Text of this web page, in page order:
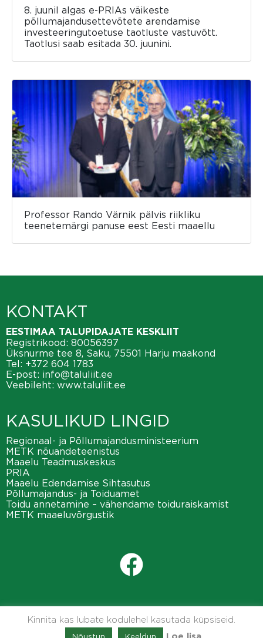
8. juunil algas e-PRIAs väikeste
põllumajandusettevõtete arendamise
investeeringutoetuse taotluste vastuvõtt.
Taotlusi saab esitada 30. juunini.
Professor Rando Värnik pälvis riikliku
teenetemärgi panuse eest Eesti maaellu
KONTAKT
EESTIMAA TALUPIDAJATE KESKLIIT
Registrikood: 80056397
Üksnurme tee 8, Saku, 75501 Harju maakond
Tel: +372 604 1783
E-post: info@taluliit.ee
Veebileht: www.taluliit.ee
KASULIKUD LINGID
Regionaal- ja Põllumajandusministeerium
METK nõuandeteenistus
Maaelu Teadmuskeskus
PRIA
Maaelu Edendamise Sihtasutus
Põllumajandus- ja Toiduamet
Toidu annetamine – vähendame toiduraiskamist
METK maaeluvõrgustik
Kinnita kas lubate kodulehel kasutada küpsiseid.
Nõustun Keeldun